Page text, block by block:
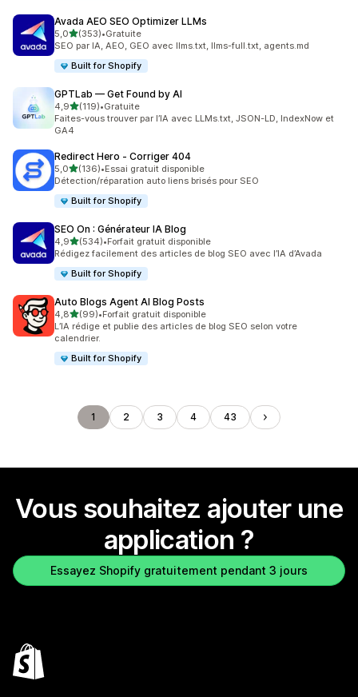
Avada AEO SEO Optimizer LLMs
5,0étoile(s) sur 5
(353)
353 avis au total
•Gratuite
SEO par IA, AEO, GEO avec llms.txt, llms-full.txt, agents.md
Built for Shopify
GPTLab — Get Found by AI
4,9étoile(s) sur 5
(119)
119 avis au total
•Gratuite
Faites-vous trouver par l’IA avec LLMs.txt, JSON-LD, IndexNow et
GA4
Redirect Hero ‑ Corriger 404
5,0étoile(s) sur 5
(136)
136 avis au total
•Essai gratuit disponible
Détection/réparation auto liens brisés pour SEO
Built for Shopify
SEO On : Générateur IA Blog
4,9étoile(s) sur 5
(534)
534 avis au total
•Forfait gratuit disponible
Rédigez facilement des articles de blog SEO avec l’IA d’Avada
Built for Shopify
Auto Blogs Agent AI Blog Posts
4,8étoile(s) sur 5
(99)
99 avis au total
•Forfait gratuit disponible
L’IA rédige et publie des articles de blog SEO selon votre
calendrier.
Built for Shopify
1 2 3 4 43
Vous souhaitez ajouter une
application ?
Essayez Shopify gratuitement pendant 3 jours